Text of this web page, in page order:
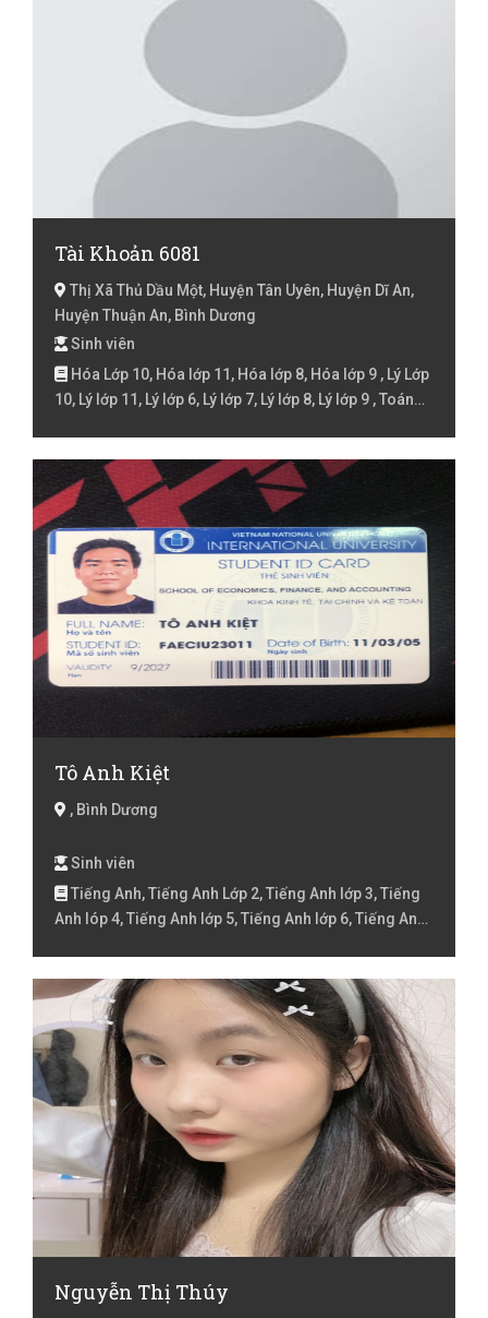
Tài Khoản 6081
Thị Xã Thủ Dầu Một, Huyện Tân Uyên, Huyện Dĩ An,
Huyện Thuận An, Bình Dương
Sinh viên
Hóa Lớp 10, Hóa lớp 11, Hóa lớp 8, Hóa lớp 9 , Lý Lớp
10, Lý lớp 11, Lý lớp 6, Lý lớp 7, Lý lớp 8, Lý lớp 9 , Toán
Tô Anh Kiệt
, Bình Dương
Sinh viên
Tiếng Anh, Tiếng Anh Lớp 2, Tiếng Anh lớp 3, Tiếng
Anh lóp 4, Tiếng Anh lớp 5, Tiếng Anh lớp 6, Tiếng Anh
8, Toán lớp 9
Nguyễn Thị Thúy